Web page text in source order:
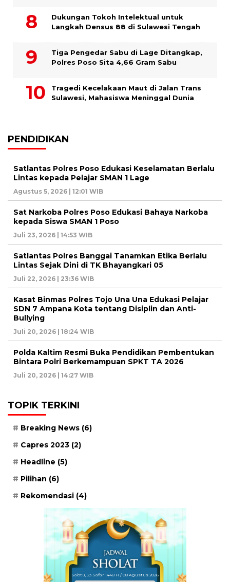
Dukungan Tokoh Intelektual untuk
Langkah Densus 88 di Sulawesi Tengah
Tiga Pengedar Sabu di Lage Ditangkap,
Polres Poso Sita 4,66 Gram Sabu
Tragedi Kecelakaan Maut di Jalan Trans
Sulawesi, Mahasiswa Meninggal Dunia
PENDIDIKAN
Satlantas Polres Poso Edukasi Keselamatan Berlalu
Lintas kepada Pelajar SMAN 1 Lage
Agustus 5, 2026 | 12:01 WIB
Sat Narkoba Polres Poso Edukasi Bahaya Narkoba
kepada Siswa SMAN 1 Poso
Juli 23, 2026 | 14:53 WIB
Satlantas Polres Banggai Tanamkan Etika Berlalu
Lintas Sejak Dini di TK Bhayangkari 05
Juli 22, 2026 | 23:36 WIB
Kasat Binmas Polres Tojo Una Una Edukasi Pelajar
SDN 7 Ampana Kota tentang Disiplin dan Anti-
Bullying
Juli 20, 2026 | 18:24 WIB
Polda Kaltim Resmi Buka Pendidikan Pembentukan
Bintara Polri Berkemampuan SPKT TA 2026
Juli 20, 2026 | 14:27 WIB
TOPIK TERKINI
Breaking News (6)
Capres 2023 (2)
Headline (5)
Pilihan (6)
Rekomendasi (4)
Sabtu, 23 Safar 1448 H / 08 Agustus 2026